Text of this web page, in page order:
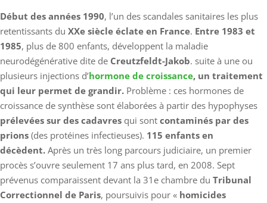
Début des années 1990, l’un des scandales sanitaires les plus
retentissants du XXe siècle éclate en France. Entre 1983 et
1985, plus de 800 enfants, développent la maladie
neurodégénérative dite de Creutzfeldt-Jakob. suite à une ou
plusieurs injections d’hormone de croissance, un traitement
qui leur permet de grandir. Problème : ces hormones de
croissance de synthèse sont élaborées à partir des hypophyses
prélevées sur des cadavres qui sont contaminés par des
prions (des protéines infectieuses). 115 enfants en
décèdent. Après un très long parcours judiciaire, un premier
procès s’ouvre seulement 17 ans plus tard, en 2008. Sept
prévenus comparaissent devant la 31e chambre du Tribunal
Correctionnel de Paris, poursuivis pour « homicides